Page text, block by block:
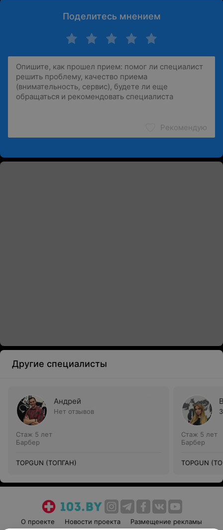
Поделитесь мнением
Рекомендую
Другие специалисты
Андрей
Нет отзывов
Стаж 5 лет
Барбер
TOPGUN (ТОПГАН)
Стаж 5 лет
Барбер
TOPGUN
О проекте Новости проекта Размещение рекламы